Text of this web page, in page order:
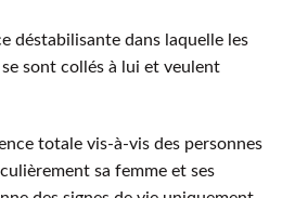
déstabilisante dans laquelle les
sont collés à lui et veulent
totale vis-à-vis des personnes
sa femme et ses